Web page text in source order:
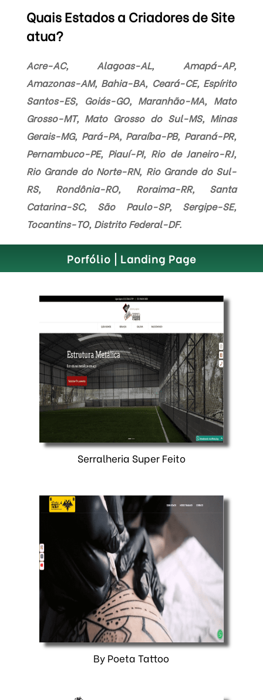
Quais Estados a Criadores de Site
atua?
Acre-AC, Alagoas-AL, Amapá-AP,
Amazonas-AM, Bahia-BA, Ceará-CE, Espírito
Santos-ES, Goiás-GO, Maranhão-MA, Mato
Grosso-MT, Mato Grosso do Sul-MS, Minas
Gerais-MG, Pará-PA, Paraíba-PB, Paraná-PR,
Pernambuco-PE, Piauí-PI, Rio de Janeiro-RJ,
Rio Grande do Norte-RN, Rio Grande do Sul-
RS, Rondônia-RO, Roraima-RR, Santa
Catarina-SC, São Paulo-SP, Sergipe-SE,
Tocantins-TO, Distrito Federal-DF.
Porfólio | Landing Page
Serralheria Super Feito
By Poeta Tattoo